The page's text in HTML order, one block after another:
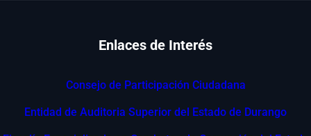
Enlaces de Interés
Consejo de Participación Ciudadana
Entidad de Auditoria Superior del Estado de Durango